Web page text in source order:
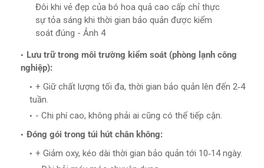
Đôi khi vẻ đẹp của bó hoa quả cao cấp chỉ thực
sự tỏa sáng khi thời gian bảo quản được kiểm
soát đúng - Ảnh 4
Lưu trữ trong môi trường kiểm soát (phòng lạnh công
nghiệp):
+ Giữ chất lượng tối đa, thời gian bảo quản lên đến 2‑4
tuần.
- Chi phí cao, không phải ai cũng có thể tiếp cận.
Đóng gói trong túi hút chân không:
+ Giảm oxy, kéo dài thời gian bảo quản tới 10‑14 ngày.